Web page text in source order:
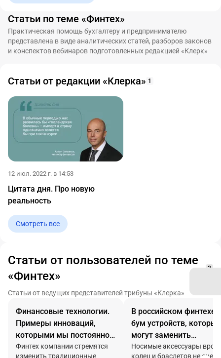
Статьи по теме «Финтех»
Практическая помощь бухгалтеру и предпринимателю
представлена в виде аналитических статей, разборов законов
и конспектов вебинаров подготовленных редакцией «Клерк»
Статьи от редакции «Клерка» 1
12 июл. 2022 г. в 14:53
Цитата дня. Про новую
реальность
Смотреть все
Статьи от пользователей по теме
«Финтех»
2
Статьи от ведущих представителей трибуны «Клерка»
Финансовые технологии.
Примеры инноваций,
которыми мы постоянно
используем
Финтех компании стремятся
изменить традиционные
В российском финтехе
бум устройств, которые
могут заменить
привычные
Носимые аксессуары
колец и браслетов не очень